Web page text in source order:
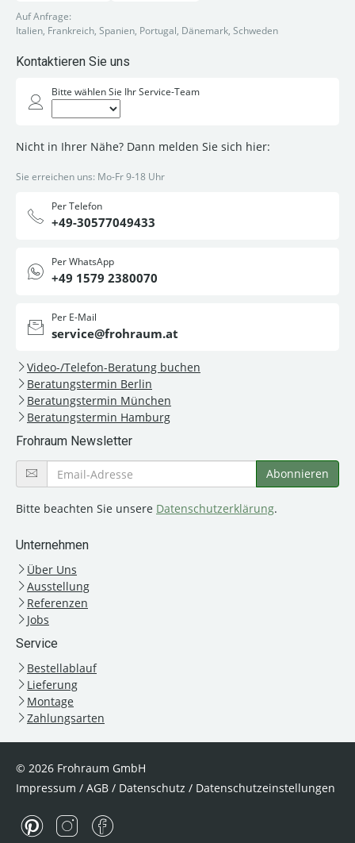
Auf Anfrage:
Italien, Frankreich, Spanien, Portugal, Dänemark, Schweden
Kontaktieren Sie uns
Bitte wählen Sie Ihr Service-Team
Nicht in Ihrer Nähe? Dann melden Sie sich hier:
Sie erreichen uns: Mo-Fr 9-18 Uhr
Per Telefon
+49-30577049433
Per WhatsApp
+49 1579 2380070
Per E-Mail
service@frohraum.at
Video-/Telefon-Beratung buchen
Beratungstermin Berlin
Beratungstermin München
Beratungstermin Hamburg
Frohraum Newsletter
Bitte beachten Sie unsere Datenschutzerklärung.
Unternehmen
Über Uns
Ausstellung
Referenzen
Jobs
Service
Bestellablauf
Lieferung
Montage
Zahlungsarten
© 2026 Frohraum GmbH
Impressum / AGB / Datenschutz / Datenschutzeinstellungen